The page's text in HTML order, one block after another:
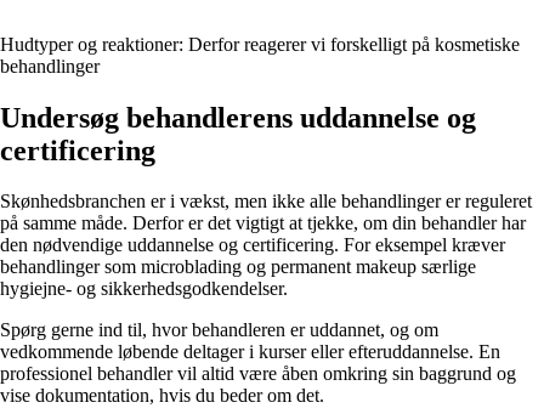
Hudtyper og reaktioner: Derfor reagerer vi forskelligt på kosmetiske
behandlinger
Undersøg behandlerens uddannelse og
certificering
Skønhedsbranchen er i vækst, men ikke alle behandlinger er reguleret
på samme måde. Derfor er det vigtigt at tjekke, om din behandler har
den nødvendige uddannelse og certificering. For eksempel kræver
behandlinger som microblading og permanent makeup særlige
hygiejne- og sikkerhedsgodkendelser.
Spørg gerne ind til, hvor behandleren er uddannet, og om
vedkommende løbende deltager i kurser eller efteruddannelse. En
professionel behandler vil altid være åben omkring sin baggrund og
vise dokumentation, hvis du beder om det.